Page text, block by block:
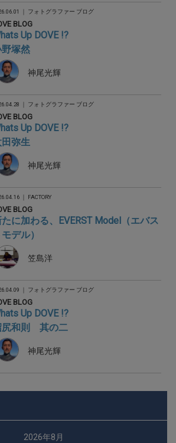
｜ フォトグラファー ブログ
BLOG
Up DOVE !?
塚然
神尾光輝
｜ フォトグラファー ブログ
BLOG
Up DOVE !?
田弥生
神尾光輝
｜ FACTORY
BLOG
たに加わる、EVERST Model（エバス
モデル）
笠島洋
｜ フォトグラファー ブログ
BLOG
Up DOVE !?
尻和則 其の二
神尾光輝
2026年8月